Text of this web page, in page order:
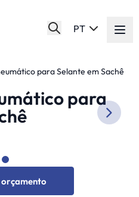
PT
para Selante em Sachê
para